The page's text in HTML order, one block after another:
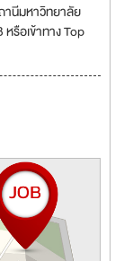
านีมหาวิทยาลัย
รือเข้าทาง Top